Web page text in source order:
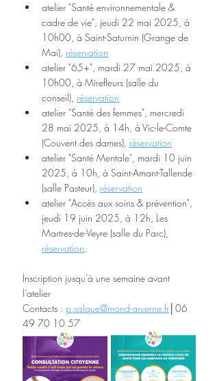
atelier "Santé environnementale &
cadre de vie", jeudi 22 mai 2025, à
10h00, à Saint-Saturnin (Grange de
Mai), réservation
atelier "65+", mardi 27 mai 2025, à
10h00, à Mirefleurs (salle du
conseil), réservation
atelier "Santé des femmes", mercredi
28 mai 2025, à 14h, à Vic-le-Comte
(Couvent des dames), réservation
atelier "Santé Mentale", mardi 10 juin
2025, à 10h, à Saint-Amant-Tallende
(salle Pasteur), réservation
atelier "Accès aux soins & prévention",
jeudi 19 juin 2025, à 12h, Les
Martres-de-Veyre (salle du Parc),
réservation.
Inscription jusqu’à une semaine avant
l’atelier
Contacts : p.salque@mond-arverne.fr │06
49 70 10 57